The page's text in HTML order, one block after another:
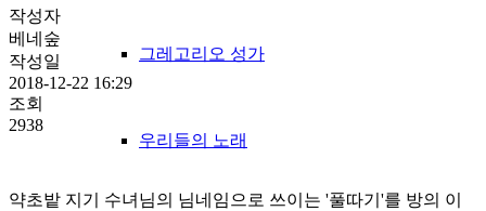
그레고리오 성가
우리들의 노래
작성자
베네숲
작성일
2018-12-22 16:29
조회
2938
약초밭 지기 수녀님의 님네임으로 쓰이는 '풀따기'를 방의 이